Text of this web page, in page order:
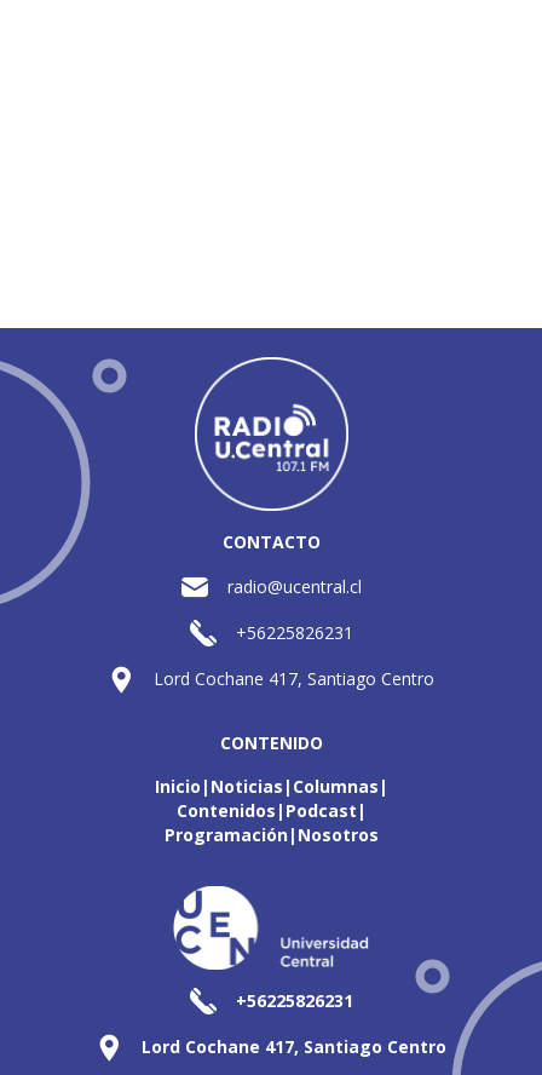
CONTACTO
radio@ucentral.cl
+56225826231
Lord Cochane 417, Santiago Centro
CONTENIDO
Inicio Noticias Columnas
Contenidos Podcast
Programación Nosotros
+56225826231
Lord Cochane 417, Santiago Centro